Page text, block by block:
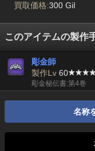
買取価格:300 Gil
このアイテムの製作
彫金師
製作Lv 60
彫金秘伝書:第4巻
名称